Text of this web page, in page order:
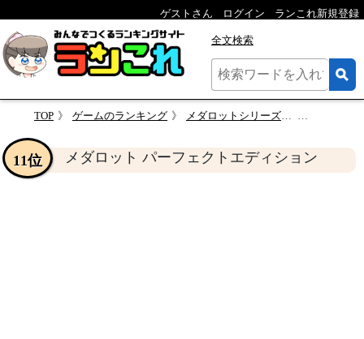
ゲストさん ログイン ランこれ新規登録
全文検索
TOP ゲームのランキング メダロットシリーズで一番面白かった作品に投票するランキング
メダロット パーフェクトエディション
11位